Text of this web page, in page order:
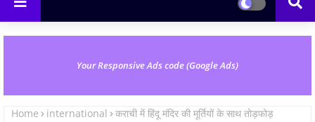
Your Responsive Ads code (Google Ads)
Home international कराची में हिंदू मंदिर की मूर्तियों के साथ तोड़फोड़